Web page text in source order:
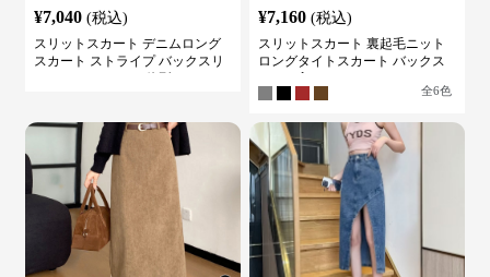
¥7,040 (税込)
スリットスカート デニムロング
スカート ストライプ バックスリ
¥7,160 (税込)
スリットスカート 裏起毛ニット
ロングタイトスカート バックス
全6色